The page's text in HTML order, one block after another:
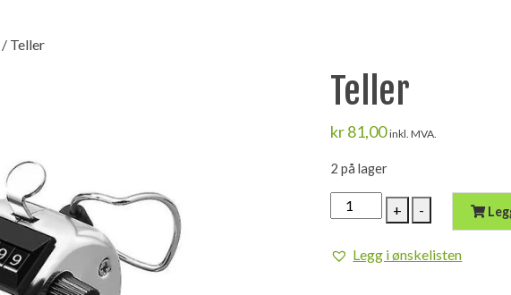
/ Teller
Teller
kr81,00 inkl. MVA.
2 på lager
+
Teller
antall
-
Legg i ønskelisten